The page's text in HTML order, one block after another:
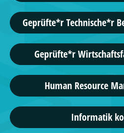
Geprüfte*r Technische*r
Geprüfte*r
Human Resource
Informatik